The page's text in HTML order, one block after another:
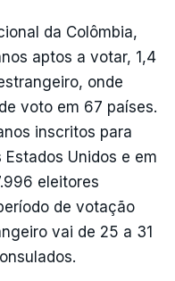
da Colômbia,
aptos a votar, 1,4
onde
voto em 67 países.
inscritos para
Unidos e em
eleitores
de votação
vai de 25 a 31